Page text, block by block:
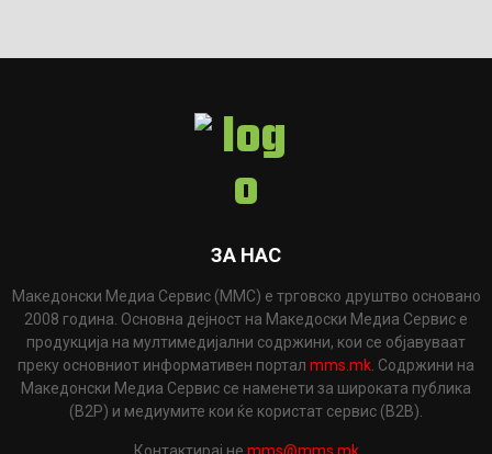
ЗА НАС
Македонски Медиа Сервис (ММС) е трговско друштво основано
2008 година. Основна дејност на Македоски Медиа Сервис е
продукција на мултимедијални содржини, кои се објавуваат
преку основниот информативен портал mms.mk . Содржини на
Македонски Медиа Сервис се наменети за широката публика
(B2P) и медиумите кои ќе користат сервис (B2B).
Контактирај не mms@mms.mk